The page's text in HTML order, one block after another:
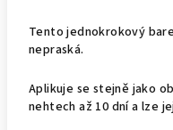
Tento jednokrokový
nepraská.
Aplikuje se stejně jako
nehtech až 10 dní a lze